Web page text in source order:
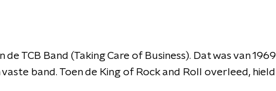
TCB Band (Taking Care of Business). Dat was van 1969
band. Toen de King of Rock and Roll overleed, hield